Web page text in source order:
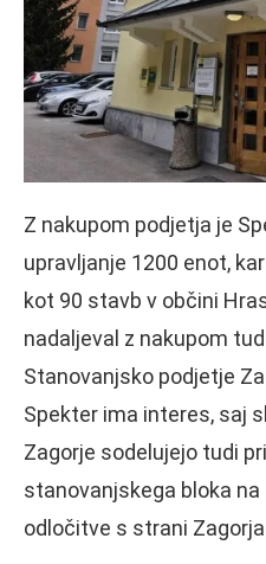
Z nakupom podjetja je
upravljanje 1200 enot,
kot 90 stavb v občini
nadaljeval z nakupom
Stanovanjsko podjetje
Spekter ima interes, saj
Zagorje sodelujejo tudi
stanovanjskega bloka na
odločitve s strani